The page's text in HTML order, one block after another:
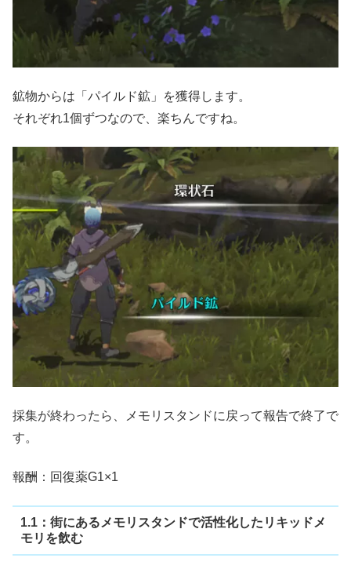
鉱物からは「パイルド鉱」を獲得します。
それぞれ1個ずつなので、楽ちんですね。
採集が終わったら、メモリスタンドに戻って報告で終了で
す。
報酬：回復薬G1×1
1.1：街にあるメモリスタンドで活性化したリキッドメ
モリを飲む